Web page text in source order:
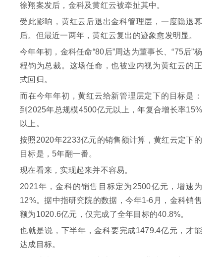
徐翔案发后，金科及黄红云被牵扯其中。
受此影响，黄红云后退出金科管理层，一度隐退幕
后。但最近一两年，黄红云复出的迹象愈发明显。
今年年初，金科任命“80后”周达为董事长、“75后”杨
程钧为总裁。这场任命，也被业内视为黄红云的正
式回归。
而在今年年初，黄红云给新管理层定下的目标是：
到2025年总规模4500亿元以上，年复合增长率15%
以上。
按照2020年2233亿元的销售额计算，黄红云定下的
目标是，5年翻一番。
现在看来，实现起来并不容易。
2021年，金科的销售目标定为2500亿元，增速为
12%。据中指研究院的数据，今年1-6月，金科销售
额为1020.6亿元，仅完成了全年目标的40.8%。
也就是说，下半年，金科要完成1479.4亿元，才能
达成目标。